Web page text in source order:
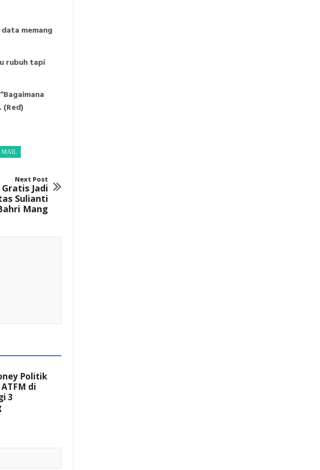
memang
rubuh tapi
(Red)
MAIL
Next Post
Jadi
Sulianti
Mang
Politik
di
3